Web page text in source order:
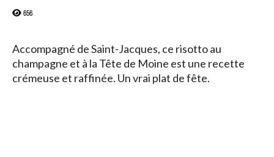
656
Accompagné de Saint-Jacques, ce risotto au
champagne et à la Tête de Moine est une recette
crémeuse et raffinée. Un vrai plat de fête.